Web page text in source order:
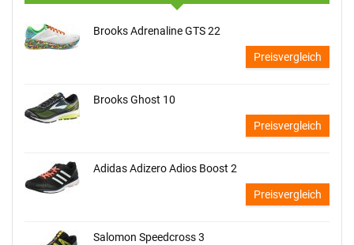
Brooks Adrenaline GTS 22
Preisvergleich
Brooks Ghost 10
Preisvergleich
Adidas Adizero Adios Boost 2
Preisvergleich
Salomon Speedcross 3